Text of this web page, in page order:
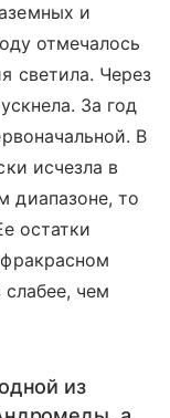
и
отмечалось
светила. Через
За год
В
исчезла в
диапазоне, то
остатки
слабее, чем
из